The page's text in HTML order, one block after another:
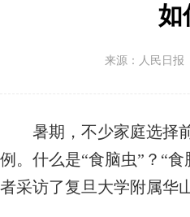
如
来源：人民日
暑期，不少家庭选择前
例。什么是“食脑虫”？“
者采访了复旦大学附属华